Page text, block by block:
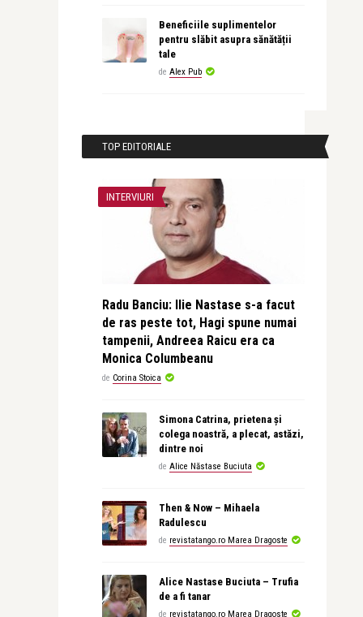
Beneficiile suplimentelor
pentru slăbit asupra sănătății
tale
de Alex Pub
TOP EDITORIALE
INTERVIURI
Radu Banciu: Ilie Nastase s-a facut
de ras peste tot, Hagi spune numai
tampenii, Andreea Raicu era ca
Monica Columbeanu
de Corina Stoica
Simona Catrina, prietena și
colega noastră, a plecat, astăzi,
dintre noi
de Alice Năstase Buciuta
Then & Now – Mihaela
Radulescu
de revistatango.ro Marea Dragoste
Alice Nastase Buciuta – Trufia
de a fi tanar
de revistatango.ro Marea Dragoste